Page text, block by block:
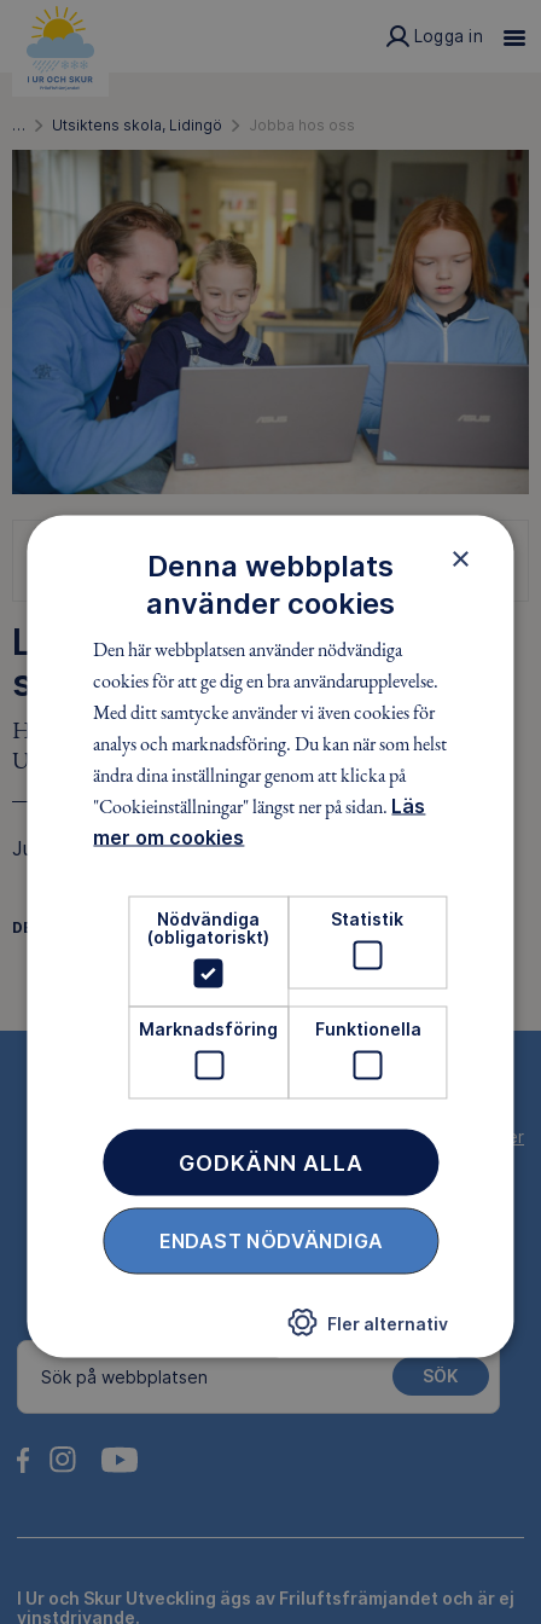
Logga in
… Utsiktens skola, Lidingö Jobba hos oss
Utsiktens skola, Lidingö
Lediga tjänster på Utsiktens
skola
Här nedan hittar du lediga jobb hos I Ur och Skur
Utsikten skola
Just nu finns inga lediga tjänster.
DELA
FACEBOOK
TWITTERLINKEDIN
Tillgänglighetsredogörelse
Behandling av personuppgifter
Cookies
Cookieinställningar
Sök på webbplatsen SÖK
I Ur och Skur Utveckling ägs av Friluftsfrämjandet och är ej
vinstdrivande.
×
Denna webbplats
använder cookies
Den här webbplatsen använder nödvändiga
cookies för att ge dig en bra användarupplevelse.
Med ditt samtycke använder vi även cookies för
analys och marknadsföring. Du kan när som helst
ändra dina inställningar genom att klicka på
"Cookieinställningar" längst ner på sidan. Läs
mer om cookies
Nödvändiga
(obligatoriskt)
Statistik
Marknadsföring Funktionella
GODKÄNN ALLA
ENDAST NÖDVÄNDIGA
Fler alternativ